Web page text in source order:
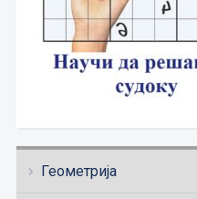
Геометрија